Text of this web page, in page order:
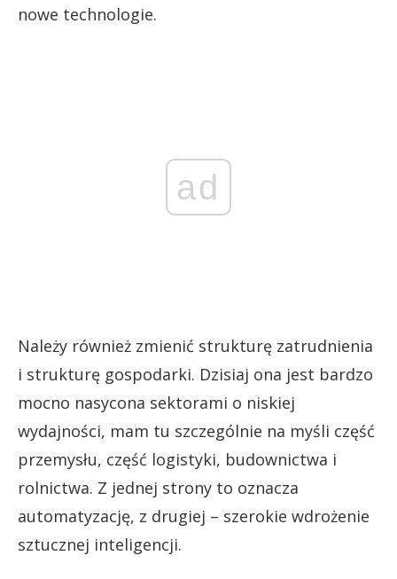
nowe technologie.
ad
Należy również zmienić strukturę zatrudnienia
i strukturę gospodarki. Dzisiaj ona jest bardzo
mocno nasycona sektorami o niskiej
wydajności, mam tu szczególnie na myśli część
przemysłu, część logistyki, budownictwa i
rolnictwa. Z jednej strony to oznacza
automatyzację, z drugiej – szerokie wdrożenie
sztucznej inteligencji.